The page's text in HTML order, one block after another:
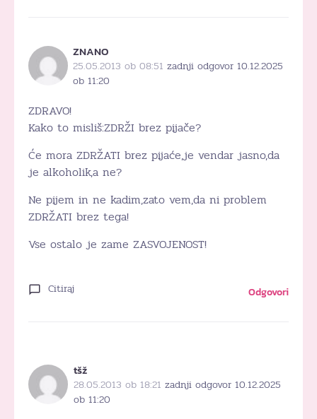
ZNANO
25.05.2013 ob 08:51 zadnji odgovor 10.12.2025
ob 11:20
ZDRAVO!
Kako to misliš:ZDRŽI brez pijače?
Će mora ZDRŽATI brez pijaće,je vendar jasno,da
je alkoholik,a ne?
Ne pijem in ne kadim,zato vem,da ni problem
ZDRŽATI brez tega!
Vse ostalo je zame ZASVOJENOST!
Citiraj Odgovori
tšž
28.05.2013 ob 18:21 zadnji odgovor 10.12.2025
ob 11:20